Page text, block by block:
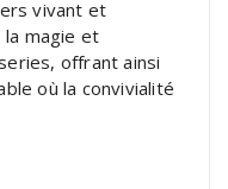
vivant et
magie et
offrant ainsi
où la convivialité